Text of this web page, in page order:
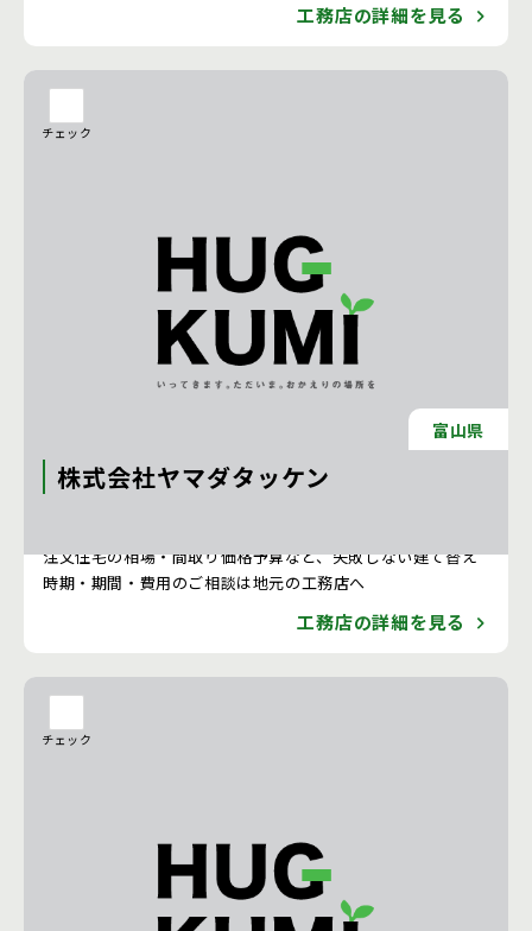
工務店の詳細を見る
チェック
富山県
株式会社ヤマダタッケン
注文住宅の相場・間取り価格予算など、失敗しない建て替え
時期・期間・費用のご相談は地元の工務店へ
工務店の詳細を見る
チェック